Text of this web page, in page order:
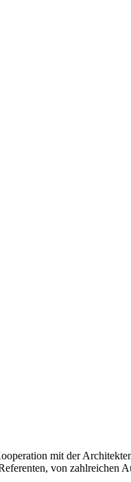
mit der
von zahlreichen